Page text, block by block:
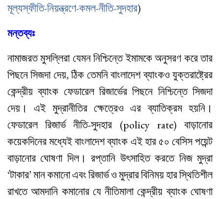
মূল্যস্ফীতি-নিয়ন্ত্রণে-কমল-নীতি-সুদহার)
মন্তব্যঃ
নামাজরত মুসল্লিরা যেমন নিশ্চিন্তে ইমামকে অনুসরণ করে তার
পিছনে সিজদা দেয়, ঠিক তেমনি বাংলাদেশ ব্যাংকও যুক্তরাষ্ট্রের
কেন্দ্রীয় ব্যাংক ফেডারেল রিজার্ভের পিছনে নিশ্চিন্তে সিজদা
দেয়। এই মুদ্রানীতির ক্ষেত্রেও এর ব্যাতিক্রম হয়নি।
ফেডারেল রিজার্ভ নীতি-সুদহার (policy rate) বাড়ানোর
কয়েকদিনের মধ্যেই বাংলাদেশ ব্যাংক এই হার ৫০ বেসিস পয়েন্ট
বাড়ানোর ঘোষণা দিল। রপ্তানি উৎসাহিত করতে নিজ মুদ্রা
‘টাকার’ মান কমানো এবং রিজার্ভ ও মুদ্রার বিনিময় হার স্থিতিশীল
রাখতে আমদানি কমানোর যে নীতিমালা কেন্দ্রীয় ব্যাংক ঘোষণা